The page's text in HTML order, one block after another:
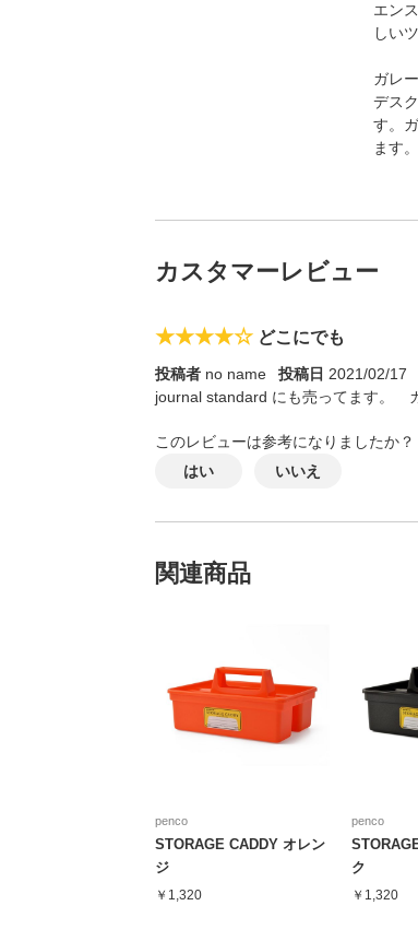
エン
しい
ガレ
デス
す。
ます。
カスタマーレビュー
★★★★☆ どこにでも
投稿者 no name 投稿日 2021/02/17
journal standard にも売ってます。
このレビューは参考になりましたか？
はい
いいえ
関連商品
penco
STORAGE CADDY オレン
ジ
￥1,320
penco
ク
￥1,320